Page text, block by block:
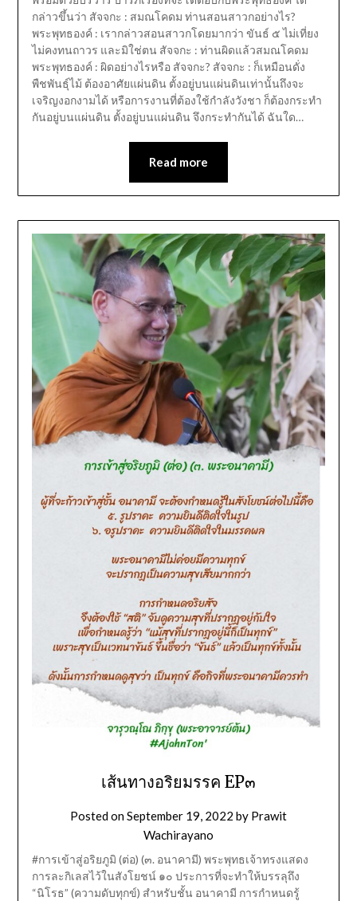
กล่าวขึ้นว่า สัจจกะ : สมณโคดม ท่านสอนสาวกอย่างไร?
พระพุทธองค์ : เรากล่าวสอนสาวกโดยมากว่า ขันธ์ ๕ ไม่เที่ยง
ไม่คงทนถาวร และมิใช่ตน สัจจกะ : ท่านผิดแล้วสมณโคดม
พระพุทธองค์ : ผิดอย่างไรหรือ สัจจกะ? สัจจกะ : ก็เหมือนดั่ง
พืชพันธุ์ไม้ ต้องอาศัยแผ่นดิน ตั้งอยู่บนแผ่นดินเท่านั้นถึงจะ
เจริญงอกงามได้ หรือการงานที่ต้องใช้กำลังวังชา ก็ต้องกระทำ
กันอยู่บนแผ่นดิน ตั้งอยู่บนแผ่นดิน จึงกระทำกันได้ ฉันใด…
Read more
เส้นทางอริยมรรค EP๓
Posted onSeptember 19, 2022 by Prawit
Wachirayano
#การเข้าสู่อริยภูมิ (ต่อ) (๓. อนาคามี) พระพุทธเจ้าทรงแสดง
การละกิเลสไว้ในสังโยชน์ ๑๐ ประการที่จะทำให้บรรลุถึง
“นิโรธ” (ความดับทุกข์) สำหรับชั้น อนาคามี การกำหนดรู้